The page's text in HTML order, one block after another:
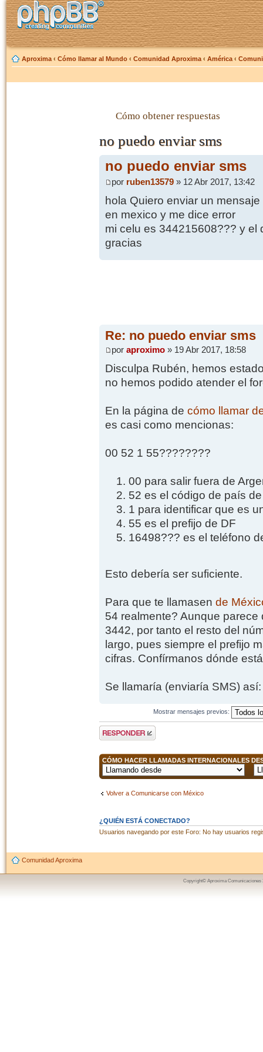
Aproxima ‹ Cómo llamar al Mundo ‹ Comunidad Aproxima ‹ América ‹
Cómo obtener respuestas
no puedo enviar sms
no puedo enviar sms
por ruben13579» 12 Abr 2017, 13:42
hola Quiero enviar un
en mexico y me dice error
mi celu es 344215608??? y
gracias
Re: no puedo enviar sms
por aproximo» 19 Abr 2017, 18:58
Disculpa Rubén, hemos
no hemos podido atender el
En la página de cómo llamar
es casi como mencionas:
00 52 1 55????????
00 para salir fuera de
52 es el código de país
1 para identificar que es
55 es el prefijo de DF
16498??? es el teléfono
Esto debería ser suficiente.
Para que te llamasen de
54 realmente? Aunque
3442, por tanto el resto del
largo, pues siempre el prefijo
cifras. Confírmanos dónde
Se llamaría (enviaría SMS)
Mostrar mensajes previos:
Publicar una
respuesta
CÓMO HACER LLAMADAS INTERNACIONALES
Volver a Comunicarse con México
¿QUIÉN ESTÁ CONECTADO?
Usuarios navegando por este Foro: No hay usuarios
Comunidad Aproxima
Copyright© Aproxima Comunicaciones